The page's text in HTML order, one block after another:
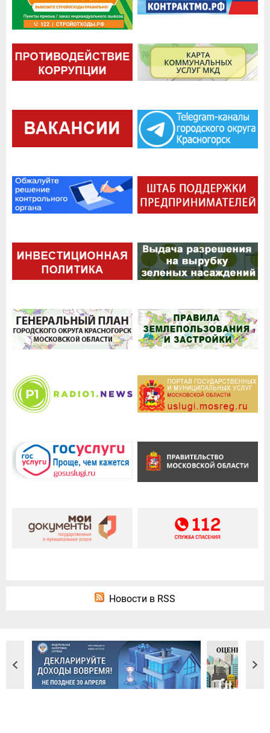
Новости в RSS